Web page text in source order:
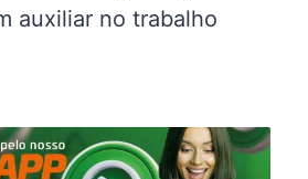
auxiliar no trabalho